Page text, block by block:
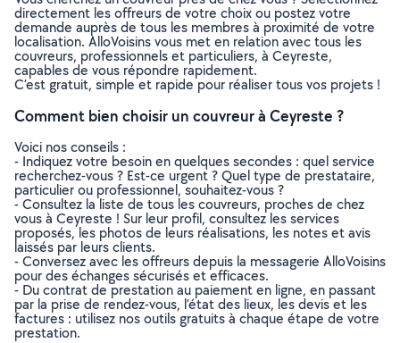
directement les offreurs de votre choix ou postez votre
demande auprès de tous les membres à proximité de votre
localisation. AlloVoisins vous met en relation avec tous les
couvreurs, professionnels et particuliers, à Ceyreste,
capables de vous répondre rapidement.
C’est gratuit, simple et rapide pour réaliser tous vos projets !
Comment bien choisir un couvreur à Ceyreste ?
Voici nos conseils :
- Indiquez votre besoin en quelques secondes : quel service
recherchez-vous ? Est-ce urgent ? Quel type de prestataire,
particulier ou professionnel, souhaitez-vous ?
- Consultez la liste de tous les couvreurs, proches de chez
vous à Ceyreste ! Sur leur profil, consultez les services
proposés, les photos de leurs réalisations, les notes et avis
laissés par leurs clients.
- Conversez avec les offreurs depuis la messagerie AlloVoisins
pour des échanges sécurisés et efficaces.
- Du contrat de prestation au paiement en ligne, en passant
par la prise de rendez-vous, l’état des lieux, les devis et les
factures : utilisez nos outils gratuits à chaque étape de votre
prestation.